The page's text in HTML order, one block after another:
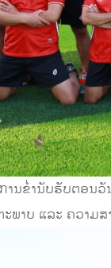
ານຂໍ່ານັບຮັບຕອນວັ
າບ ແລະ ຄວາມສ